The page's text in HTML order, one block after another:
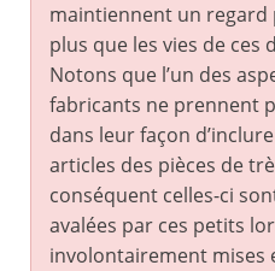
maintiennent un regard
plus que les vies de ces
Notons que l’un des
fabricants ne prennent
dans leur façon
articles des pièces de
conséquent celles-ci
avalées par ces petits
involontairement mises